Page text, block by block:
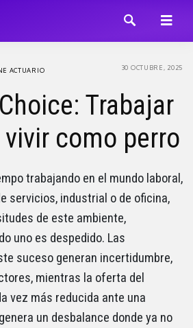
30 OCTUBRE, 2025
ACTUARIO
Trabajar
como perro
trabajando en el mundo laboral,
servicios, industrial o de oficina,
de este ambiente,
uno es despedido. Las
suceso generan incertidumbre,
mientras la oferta del
vez más reducida ante una
un desbalance donde ya no